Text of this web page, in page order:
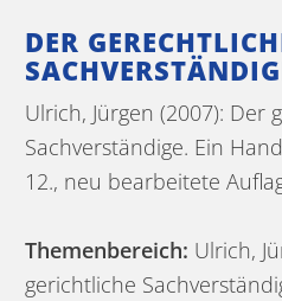
DER
Ulrich, Jürgen (2007): Der
Sachverständige. Ein
12., neu bearbeitete
Themenbereich: Ulrich,
gerichtliche